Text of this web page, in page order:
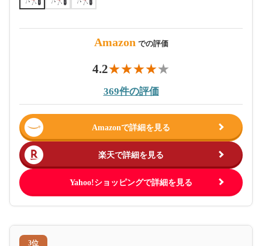
Amazon での評価
4.2
369件の評価
Amazonで詳細を見る
楽天で詳細を見る
Yahoo!ショッピングで詳細を見る
3位